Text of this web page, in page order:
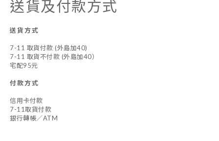
送貨及付款方式
送貨方式
7-11 取貨付款 (外島加40)
7-11 取貨不付款 (外島加40）
宅配95元
付款方式
信用卡付款
7-11取貨付款
銀行轉帳／ATM